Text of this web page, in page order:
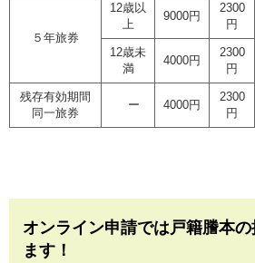
５年旅券
12歳以
上
9000円
2300
円
12歳未
満
4000円
2300
円
残存有効期間
同一旅券
ー 4000円
2300
円
オンライン申請では戸籍謄本
ます！